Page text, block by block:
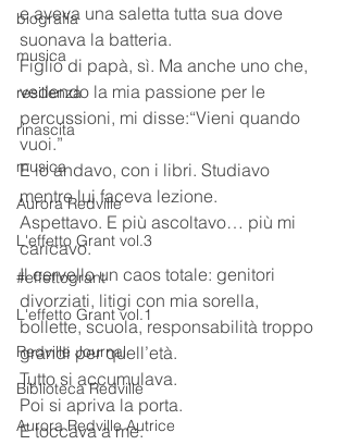
biografia
musica
resilienza
rinascita
musica
Aurora Redville
L'effetto Grant vol.3
#effettogrant
L'effetto Grant vol.1
Redville Journal
Biblioteca Redville
Aurora Redville Autrice
e aveva una saletta tutta sua dove
suonava la batteria.
Figlio di papà, sì. Ma anche uno che,
vedendo la mia passione per le
percussioni, mi disse:“Vieni quando
vuoi.”
E io andavo, con i libri. Studiavo
mentre lui faceva lezione.
Aspettavo. E più ascoltavo… più mi
caricavo.
Il cervello un caos totale: genitori
divorziati, litigi con mia sorella,
bollette, scuola, responsabilità troppo
grandi per quell’età.
Tutto si accumulava.
Poi si apriva la porta.
E toccava a me.